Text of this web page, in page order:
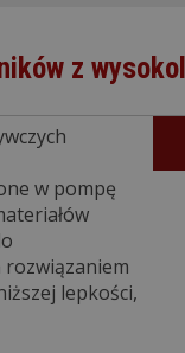
z
w pompę
lepkości,